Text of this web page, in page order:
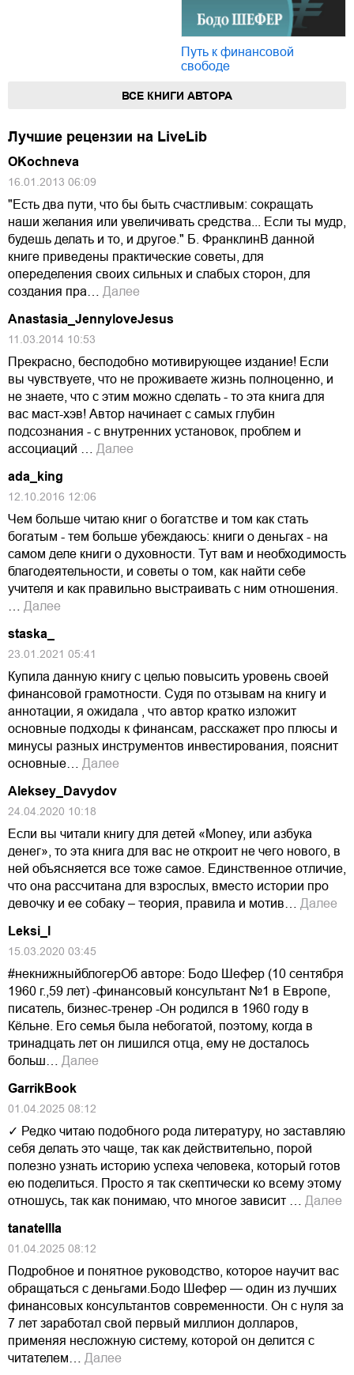
Путь к финансовой
свободе
ВСЕ КНИГИ АВТОРА
Лучшие рецензии на LiveLib
OKochneva
16.01.2013 06:09
"Есть два пути, что бы быть счастливым: сокращать
наши желания или увеличивать средства... Если ты мудр,
будешь делать и то, и другое." Б. ФранклинВ данной
книге приведены практические советы, для
опеределения своих сильных и слабых сторон, для
создания пра…
Далее
Anastasia_JennyloveJesus
11.03.2014 10:53
Прекрасно, бесподобно мотивирующее издание! Если
вы чувствуете, что не проживаете жизнь полноценно, и
не знаете, что с этим можно сделать - то эта книга для
вас маст-хэв! Автор начинает с самых глубин
подсознания - с внутренних установок, проблем и
ассоциаций …
Далее
ada_king
12.10.2016 12:06
Чем больше читаю книг о богатстве и том как стать
богатым - тем больше убеждаюсь: книги о деньгах - на
самом деле книги о духовности. Тут вам и необходимость
благодеятельности, и советы о том, как найти себе
учителя и как правильно выстраивать с ним отношения.
Далее
staska_
23.01.2021 05:41
Купила данную книгу с целью повысить уровень своей
финансовой грамотности. Судя по отзывам на книгу и
аннотации, я ожидала , что автор кратко изложит
основные подходы к финансам, расскажет про плюсы и
минусы разных инструментов инвестирования, пояснит
основные…
Далее
Aleksey_Davydov
24.04.2020 10:18
Если вы читали книгу для детей «Money, или азбука
денег», то эта книга для вас не откроит не чего нового, в
ней объясняется все тоже самое. Единственное отличие,
что она рассчитана для взрослых, вместо истории про
девочку и ее собаку – теория, правила и мотив…
Далее
Leksi_l
15.03.2020 03:45
#некнижныйблогерОб авторе: Бодо Шефер (10 сентября
1960 г.,59 лет) -финансовый консультант №1 в Европе,
писатель, бизнес-тренер -Он родился в 1960 году в
Кёльне. Его семья была небогатой, поэтому, когда в
тринадцать лет он лишился отца, ему не досталось
больш…
Далее
GarrikBook
01.04.2025 08:12
✓ Редко читаю подобного рода литературу, но заставляю
себя делать это чаще, так как действительно, порой
полезно узнать историю успеха человека, который готов
ею поделиться. Просто я так скептически ко всему этому
отношусь, так как понимаю, что многое зависит …
Далее
tanatellla
01.04.2025 08:12
Подробное и понятное руководство, которое научит вас
обращаться с деньгами.Бодо Шефер — один из лучших
финансовых консультантов современности. Он с нуля за
7 лет заработал свой первый миллион долларов,
применяя несложную систему, которой он делится с
читателем…
Далее